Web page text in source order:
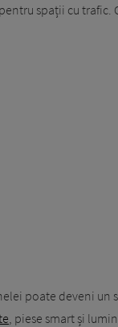
spații cu trafic.
poate deveni un
, piese smart și